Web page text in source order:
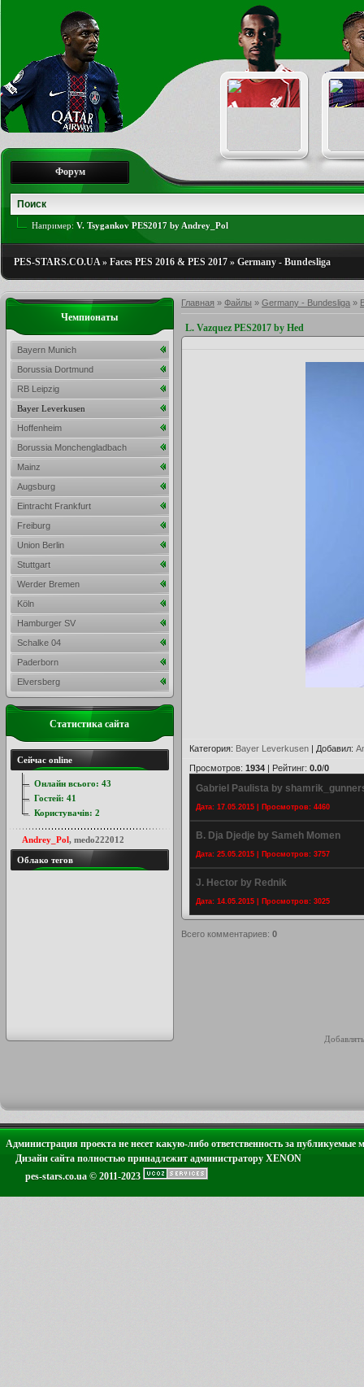
Форум
Например: V. Tsygankov PES2017 by Andrey_Pol
PES-STARS.CO.UA» Faces PES 2016 & PES 2017 » Germany - Bundesliga
Главная » Файлы » Germany - Bundesliga »
L. Vazquez PES2017 by Hed
Категория: Bayer Leverkusen | Добавил:
Просмотров: 1934 | Рейтинг: 0.0/0
Gabriel Paulista by
Дата: 17.05.2015 | Просмотров: 4460
B. Dja Djedje by Sameh Momen
Дата: 25.05.2015 | Просмотров: 3757
J. Hector by Rednik
Дата: 14.05.2015 | Просмотров: 3025
Всего комментариев: 0
Чемпионаты
Bayern Munich
Borussia Dortmund
RB Leipzig
Bayer Leverkusen
Hoffenheim
Borussia Monchengladbach
Mainz
Augsburg
Eintracht Frankfurt
Freiburg
Union Berlin
Stuttgart
Werder Bremen
Köln
Hamburger SV
Schalke 04
Paderborn
Elversberg
Статистика сайта
Сейчас online
Онлайн всього: 43
Гостей: 41
Користувачів: 2
Andrey_Pol, medo222012
Облако тегов
Администрация проекта не несет какую-либо ответственность за публикуемые
Дизайн сайта полностью принадлежит администратору XENON
pes-stars.co.ua © 2011-2023